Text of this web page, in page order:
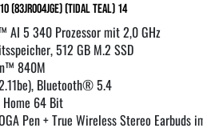
(83JR004JGE) (tidal teal) 14
AI 5 340 Prozessor mit 2,0 GHz
512 GB M.2 SSD
840M
Bluetooth® 5.4
Home 64 Bit
Pen + True Wireless Stereo Earbuds